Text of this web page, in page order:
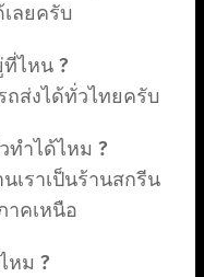
ลยครับ
ไหน ?
ถส่งได้ทั่วไทยครับ
ทำได้ไหม ?
เราเป็นร้านสกรีน
าคเหนือ
หม ?